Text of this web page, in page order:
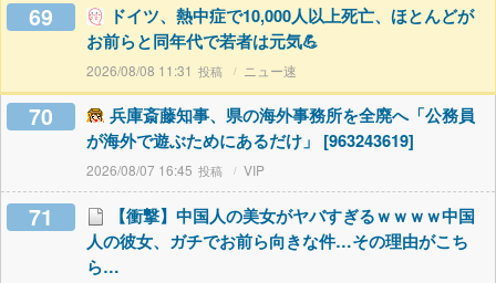
69
ドイツ、熱中症で10,000人以上死亡、ほとんどが
お前らと同年代で若者は元気💪
2026/08/08 11:31 ニュー速
70
兵庫斎藤知事、県の海外事務所を全廃へ「公務員
が海外で遊ぶためにあるだけ」 [963243619]
2026/08/07 16:45 VIP
71
【衝撃】中国人の美女がヤバすぎるｗｗｗｗ中国
人の彼女、ガチでお前ら向きな件…その理由がこち
ら…